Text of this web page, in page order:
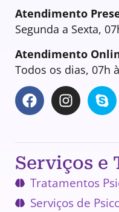
Atendimento
Segunda a Sexta,
Atendimento
Todos os dias, 07h
Serviços e
Tratamentos
Serviços de